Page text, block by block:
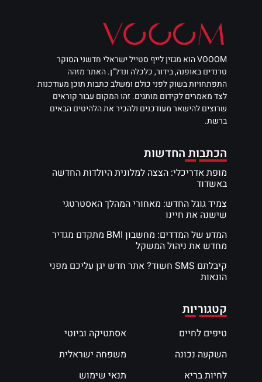
VOOOM הוא מגזין לייף סטייל ישראלי חדשני הסוקר
טרנדים באופנה, בידור, כלכלה ונדל"ן. האתר מזהה
התפתחויות בשוק לפני כולם ומשלב כתבות תוכן מעודכנות
לצד מאמרים לקידום מותגים. זהו המקום עבור קוראים
שרוצים להישאר מעודכנים ולהכיר את הלהיטים הבאים
ברשת.
הכתבות החדשות
מופת אדריכלי: הצצה למלונית היולדות החדשה
באשדוד
צמיד גוגל החדש: מאחורי המהלך האסטרטגי
שישנה את חיינו
המדע של המדדים: מחשבון BMI מתקדם מגדיר
מחדש את ניהול המשקל
קיבלתם SMS חשוד? אתר חדש יגן עליכם מפני
הונאות
קטגוריות
טיפים לחיים
השקעה נכונה
לחיות בריא
אסתטיקה וביוטי
משפחה ישראלית
תנאי שימוש